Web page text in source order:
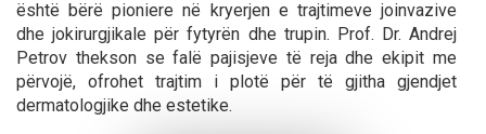
është bërë pioniere në kryerjen e trajtimeve joinvazive
dhe jokirurgjikale për fytyrën dhe trupin. Prof. Dr. Andrej
Petrov thekson se falë pajisjeve të reja dhe ekipit me
përvojë, ofrohet trajtim i plotë për të gjitha gjendjet
dermatologjike dhe estetike.